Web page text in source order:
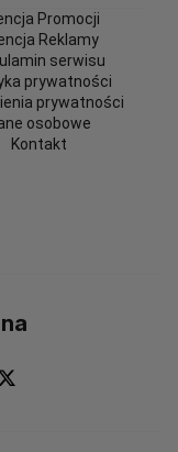
Promocji
Reklamy
serwisu
prywatności
prywatności
osobowe
Kontakt